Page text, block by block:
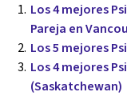
Los 4 mejores
Pareja en
Los 5 mejores
Los 4 mejores
(Saskatchewan)